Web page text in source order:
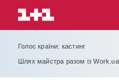
Голос країни: кастинг
Шлях майстра разом із